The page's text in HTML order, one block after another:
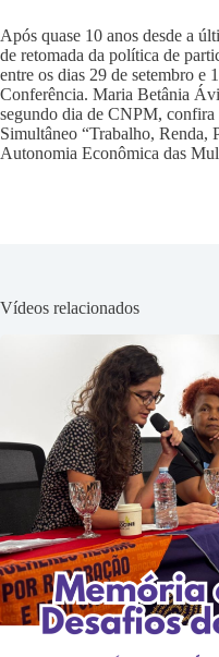
Após quase 10 anos desde a
de retomada da política de
entre os dias 29 de setembro e
Conferência. Maria Betânia
segundo dia de CNPM,
Simultâneo “Trabalho, Renda,
Autonomia Econômica das
Vídeos relacionados